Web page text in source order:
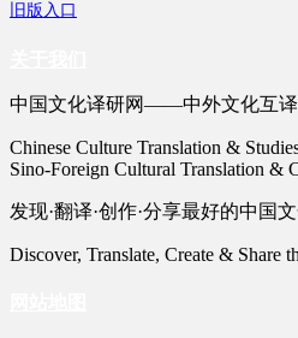
旧版入口
中国文化译研网——中外文化互译
Chinese Culture Translation &
Sino-Foreign Cultural Translation &
发现·翻译·创作·分享最好的中国
Discover, Translate, Create & Share